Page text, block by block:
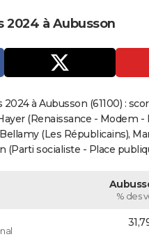
2024 à Aubusson
à Aubusson (61100) :
(Renaissance - Modem -
(Les Républicains),
(Parti socialiste - Place
% des